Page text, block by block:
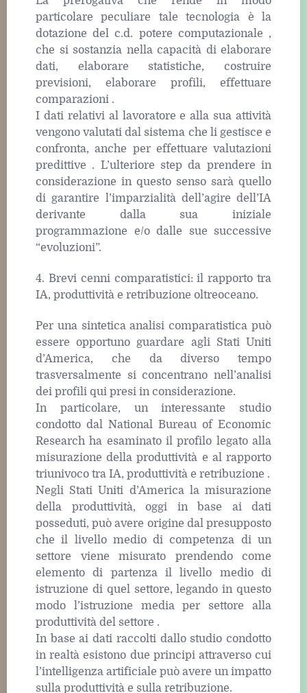
particolare peculiare tale tecnologia è la
dotazione del c.d. potere computazionale ,
che si sostanzia nella capacità di elaborare
dati, elaborare statistiche, costruire
previsioni, elaborare profili, effettuare
comparazioni .
I dati relativi al lavoratore e alla sua attività
vengono valutati dal sistema che li gestisce e
confronta, anche per effettuare valutazioni
predittive . L’ulteriore step da prendere in
considerazione in questo senso sarà quello
di garantire l’imparzialità dell’agire dell’IA
derivante dalla sua iniziale
programmazione e/o dalle sue successive
“evoluzioni”.
4. Brevi cenni comparatistici: il rapporto tra
IA, produttività e retribuzione oltreoceano.
Per una sintetica analisi comparatistica può
essere opportuno guardare agli Stati Uniti
d’America, che da diverso tempo
trasversalmente si concentrano nell’analisi
dei profili qui presi in considerazione.
In particolare, un interessante studio
condotto dal National Bureau of Economic
Research ha esaminato il profilo legato alla
misurazione della produttività e al rapporto
triunivoco tra IA, produttività e retribuzione .
Negli Stati Uniti d’America la misurazione
della produttività, oggi in base ai dati
posseduti, può avere origine dal presupposto
che il livello medio di competenza di un
settore viene misurato prendendo come
elemento di partenza il livello medio di
istruzione di quel settore, legando in questo
modo l’istruzione media per settore alla
produttività del settore .
In base ai dati raccolti dallo studio condotto
in realtà esistono due principi attraverso cui
l’intelligenza artificiale può avere un impatto
sulla produttività e sulla retribuzione.